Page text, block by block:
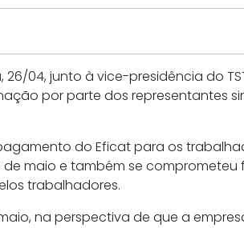
04, junto à vice-presidência do
por parte dos representantes
do Eficat para os
maio e também se
trabalhadores.
na perspectiva de que a